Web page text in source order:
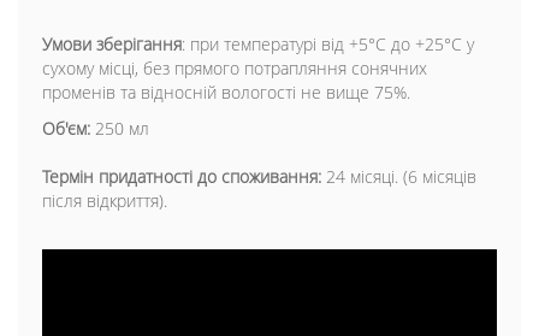
Умови зберігання: при температурі від +5°С до +25°С у
сухому місці, без прямого потрапляння сонячних
променів та відносній вологості не вище 75%.
Об'єм: 250 мл
Термін придатності до споживання: 24 місяці. (6 місяців
після відкриття).